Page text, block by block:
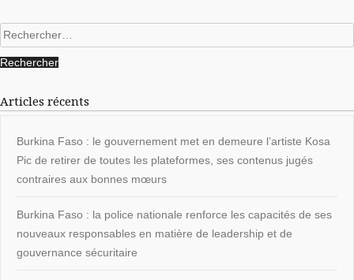
Rechercher :
Articles récents
Burkina Faso : le gouvernement met en demeure l’artiste Kosa
Pic de retirer de toutes les plateformes, ses contenus jugés
contraires aux bonnes mœurs
Burkina Faso : la police nationale renforce les capacités de ses
nouveaux responsables en matière de leadership et de
gouvernance sécuritaire